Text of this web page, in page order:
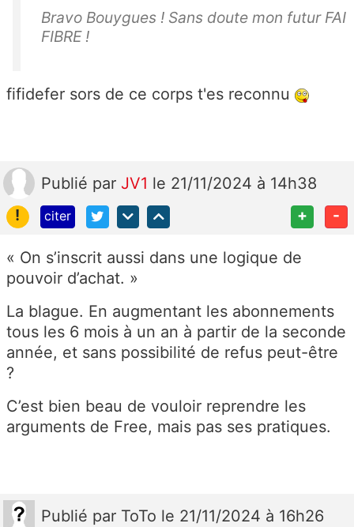
Bravo Bouygues ! Sans doute mon futur FAI
FIBRE !
fifidefer sors de ce corps t'es reconnu
Publié par JV1 le 21/11/2024 à 14h38
!
citer + -
« On s’inscrit aussi dans une logique de
pouvoir d’achat. »
La blague. En augmentant les abonnements
tous les 6 mois à un an à partir de la seconde
année, et sans possibilité de refus peut-être
?
C’est bien beau de vouloir reprendre les
arguments de Free, mais pas ses pratiques.
Publié par ToTo le 21/11/2024 à 16h26